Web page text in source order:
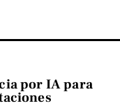
por IA para